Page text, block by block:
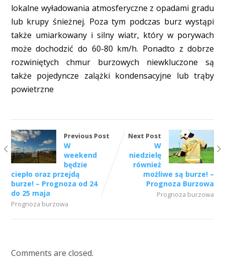
lokalne wyładowania atmosferyczne z opadami gradu
lub krupy śnieżnej. Poza tym podczas burz wystąpi
także umiarkowany i silny wiatr, który w porywach
może dochodzić do 60-80 km/h. Ponadto z dobrze
rozwiniętych chmur burzowych niewkluczone są
także pojedyncze zalążki kondensacyjne lub trąby
powietrzne
Previous Post
W
weekend
będzie
ciepło oraz przejdą
burze! – Prognoza od 24
do 25 maja
Prognoza burzowa
Next Post
W
niedzielę
również
możliwe są burze! –
Prognoza Burzowa
Prognoza burzowa
Comments are closed.